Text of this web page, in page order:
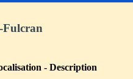
Fulcran
- Description